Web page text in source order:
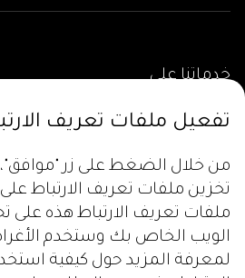
خدماتنا على
تفعيل ملفات تعريف
من خلال الضغط على زر
تخزين ملفات تعريف الارتباط
ملفات تعريف الارتباط هذه على
الويب الخاص بك وستخدم
لمعرفة المزيد حول كيفية